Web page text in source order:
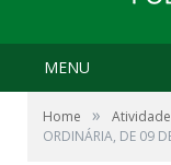
MENU
Home »
ORDINÁRIA, DE 09